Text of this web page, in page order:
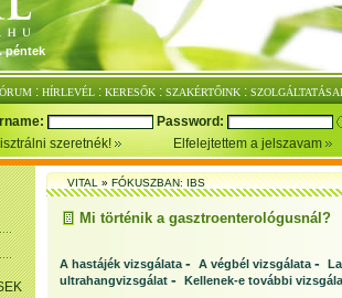
péntek
: HÍRLEVÉL : KERESŐK : SZAKÉRTŐINK :
Password:
szeretnék!
Elfelejtettem a jelszavam
VITAL»FÓKUSZBAN: IBS
Mi történik a gasztroenterológusnál?
A hastájék vizsgálata - A végbél vizsgálata -
ultrahangvizsgálat - Kellenek-e további